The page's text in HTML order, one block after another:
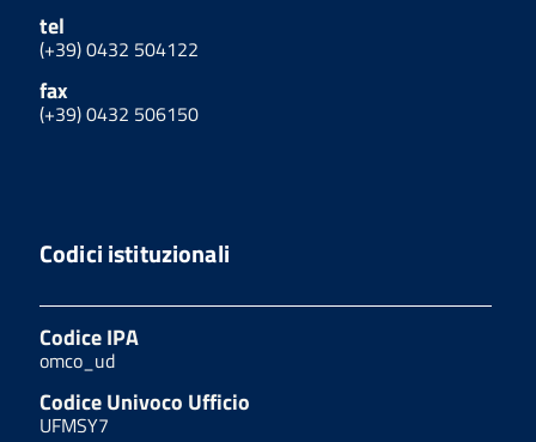
tel
(+39) 0432 504122
fax
(+39) 0432 506150
Codici istituzionali
Codice IPA
omco_ud
Codice Univoco Ufficio
UFMSY7